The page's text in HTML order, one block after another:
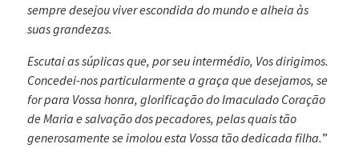
sempre desejou viver escondida do mundo e alheia às
suas grandezas.
Escutai as súplicas que, por seu intermédio, Vos dirigimos.
Concedei-nos particularmente a graça que desejamos, se
for para Vossa honra, glorificação do Imaculado Coração
de Maria e salvação dos pecadores, pelas quais tão
generosamente se imolou esta Vossa tão dedicada filha.”